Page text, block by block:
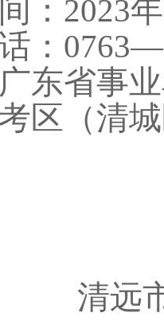
2023年
省事业
区（清
清远